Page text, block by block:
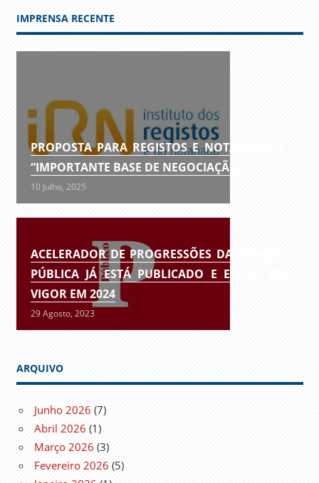
IMPRENSA RECENTE
PROPOSTA PARA REGISTOS E NOTARIADO É
“IMPORTANTE BASE DE NEGOCIAÇÃO”
10 Julho, 2025
ACELERADOR DE PROGRESSÕES DA FUNÇÃO
PÚBLICA JÁ ESTÁ PUBLICADO E ENTRA EM
VIGOR EM 2024
29 Agosto, 2023
ARQUIVO
Junho 2026 (7)
Abril 2026 (1)
Março 2026 (3)
Fevereiro 2026 (5)